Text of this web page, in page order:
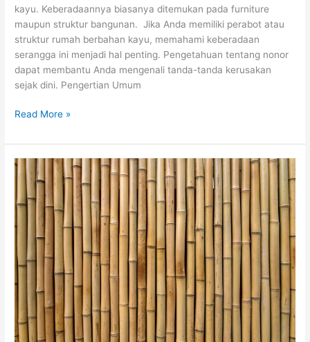
kayu. Keberadaannya biasanya ditemukan pada furniture
maupun struktur bangunan. Jika Anda memiliki perabot atau
struktur rumah berbahan kayu, memahami keberadaan
serangga ini menjadi hal penting. Pengetahuan tentang nonor
dapat membantu Anda mengenali tanda-tanda kerusakan
sejak dini. Pengertian Umum
Read More »
Strategi
Penyimpanan
Bambu
Wulung
Hitam
Tetap
Kuat
dan
Tidak
Mudah
Rusak